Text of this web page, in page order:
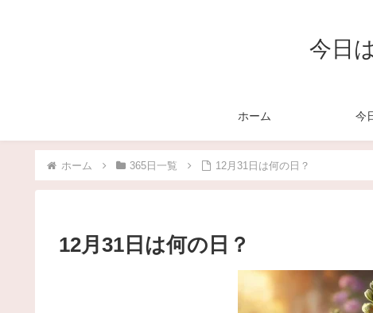
今日
ホーム 今
ホーム 365日一覧 12月31日は何の日？
12月31日は何の日？